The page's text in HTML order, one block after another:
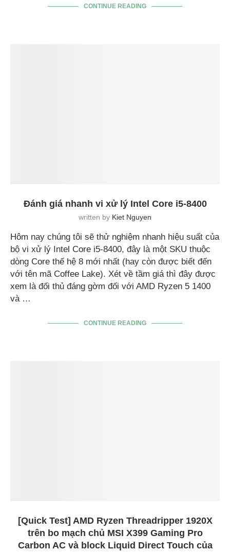
CONTINUE READING
Đánh giá nhanh vi xử lý Intel Core i5-8400
written by Kiet Nguyen
Hôm nay chúng tôi sẽ thử nghiệm nhanh hiệu suất của
bộ vi xử lý Intel Core i5-8400, đây là một SKU thuộc
dòng Core thế hệ 8 mới nhất (hay còn được biết đến
với tên mã Coffee Lake). Xét về tầm giá thì đây được
xem là đối thủ đáng gờm đối với AMD Ryzen 5 1400
và …
CONTINUE READING
[Quick Test] AMD Ryzen Threadripper 1920X
trên bo mạch chủ MSI X399 Gaming Pro
Carbon AC và block Liquid Direct Touch của